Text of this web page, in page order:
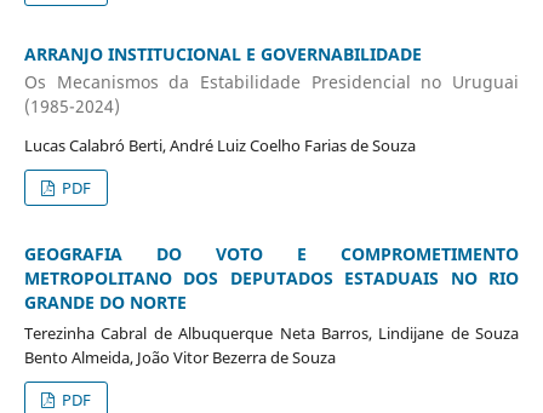
ARRANJO INSTITUCIONAL E GOVERNABILIDADE
Os Mecanismos da Estabilidade Presidencial no Uruguai
(1985-2024)
Lucas Calabró Berti, André Luiz Coelho Farias de Souza
PDF
GEOGRAFIA DO VOTO E COMPROMETIMENTO
METROPOLITANO DOS DEPUTADOS ESTADUAIS NO RIO
GRANDE DO NORTE
Terezinha Cabral de Albuquerque Neta Barros, Lindijane de Souza
Bento Almeida, João Vitor Bezerra de Souza
PDF